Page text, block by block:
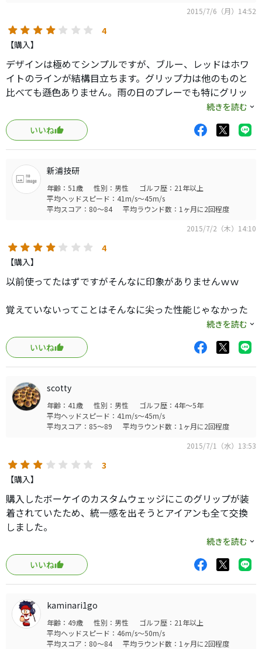
2015/7/6（月）14:52
4
【購入】
デザインは極めてシンプルですが、ブルー、レッドはホワ
イトのラインが結構目立ちます。グリップ力は他のものと
比べても遜色ありません。雨の日のプレーでも特にグリッ
プ力が落ちるうなこともありませんでした。約1年でグリッ
プ交換していますが耐久性も問題なしです。このグリップ
のお薦めはコストパフォーマンスだと思います。ネットで
購入すると結構お値打ち価格で購入できます。自分で交換
すれば工賃はタダ。性能的にも問題なし。お薦めの一品で
す。
続きを読む
いいね
新浦技研
年齢：51歳 性別：男性
ゴルフ歴：21年以上
平均ヘッドスピード：41m/s～45m/s
平均スコア：80～84
平均ラウンド数：1ヶ月に2回程度
2015/7/2（木）14:10
4
【購入】
以前使ってたはずですがそんなに印象がありませんｗｗ
覚えていないってことはそんなに尖った性能じゃなかった
たしかＤＤＭの上位互換ぐらいのイメージが。
衝撃吸収性能は感じた記憶がありませんｗｗ
他の人とあんまり被らなかったのがメリットだったぐら
続きを読む
いいね
scotty
年齢：41歳 性別：男性
ゴルフ歴：4年～5年
平均ヘッドスピード：41m/s～45m/s
平均スコア：85～89
平均ラウンド数：1ヶ月に2回程度
2015/7/1（水）13:53
3
【購入】
購入したボーケイのカスタムウェッジにこのグリップが装
着されていたため、統一感を出そうとアイアンも全て交換
しました。
感想はまあ普通ですね。標準で装着されていつツアーベル
ベットとの比較になりますがあまり変化がないように感じ
ます。強いていえばツアーベルベットを少ししっかりさせ
たような感触です。
謳い文句である衝撃吸収についてはさっぱり実感出来ませ
ん。
デザインは好きですが、わざわざ交換するのであれば違う
ものの方が良いかと思います。
続きを読む
いいね
kaminari1go
年齢：49歳 性別：男性
ゴルフ歴：21年以上
平均ヘッドスピード：46m/s～50m/s
平均スコア：80～84
平均ラウンド数：1ヶ月に2回程度